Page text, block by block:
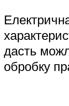
дасть
обробку